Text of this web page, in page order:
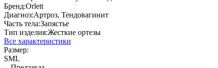
Бренд:Orlett
Диагноз:Артроз, Тендовагинит
Часть тела:Запястье
Тип изделия:Жесткие ортезы
Все характеристики
Размер:
SML